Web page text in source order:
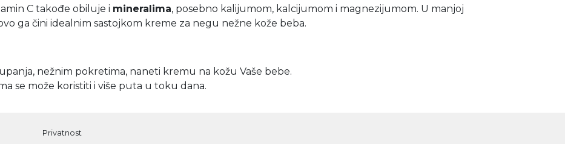
C takođe obiluje i mineralima, posebno kalijumom, kalcijumom i magnezijumom. U manjoj
ga čini idealnim sastojkom kreme za negu nežne kože beba.
nežnim pokretima, naneti kremu na kožu Vaše bebe.
se može koristiti i više puta u toku dana.
Privatnost